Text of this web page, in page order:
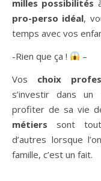
milles possibilités
pro-perso idéal,
temps avec vos
-Rien que ça !
–
Vos choix
s’investir dans un
profiter de sa vie
métiers sont
d’autres lorsque
famille, c’est un fait.